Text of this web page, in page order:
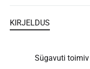
KIRJELDUS
Sügavuti